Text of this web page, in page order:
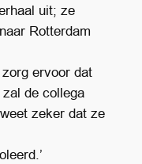
uit; ze
Rotterdam
ervoor dat
de collega
zeker dat ze